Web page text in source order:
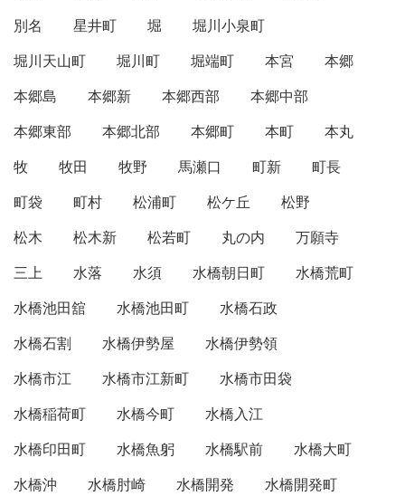
別名
星井町 堀
堀川小泉町
堀川天山町
堀川町 堀端町 本宮
本郷
本郷島
本郷新 本郷西部
本郷中部
本郷東部
本郷北部 本郷町 本町
本丸
牧
牧田 牧野 馬瀬口 町新
町長
町袋
町村 松浦町 松ケ丘
松野
松木
松木新 松若町 丸の内
万願寺
三上
水落 水須 水橋朝日町
水橋荒町
水橋池田舘
水橋池田町
水橋石政
水橋石割
水橋伊勢屋
水橋伊勢領
水橋市江
水橋市江新町
水橋市田袋
水橋稲荷町
水橋今町
水橋入江
水橋印田町
水橋魚躬 水橋駅前
水橋大町
水橋沖
水橋肘崎 水橋開発
水橋開発町